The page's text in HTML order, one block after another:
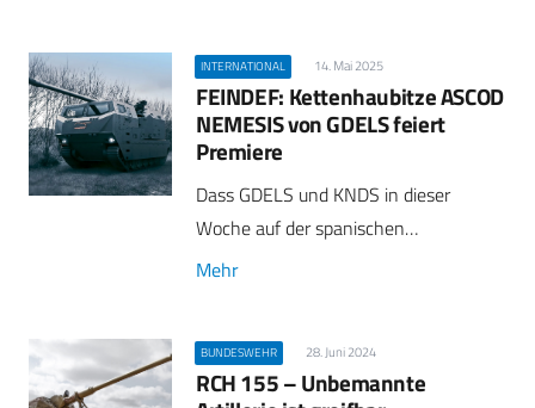
INTERNATIONAL 14. Mai 2025
FEINDEF: Kettenhaubitze ASCOD
NEMESIS von GDELS feiert
Premiere
Dass GDELS und KNDS in dieser
Woche auf der spanischen…
Mehr
BUNDESWEHR 28. Juni 2024
RCH 155 – Unbemannte